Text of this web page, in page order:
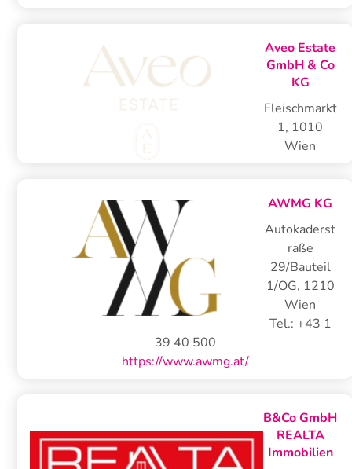
Aveo Estate
GmbH & Co
KG
Fleischmarkt
1, 1010
Wien
AWMG KG
Autokaderst
raße
29/Bauteil
1/OG, 1210
Wien
Tel.: +43 1
39 40 500
https://www.awmg.at/
B&Co GmbH
REALTA
Immobilien